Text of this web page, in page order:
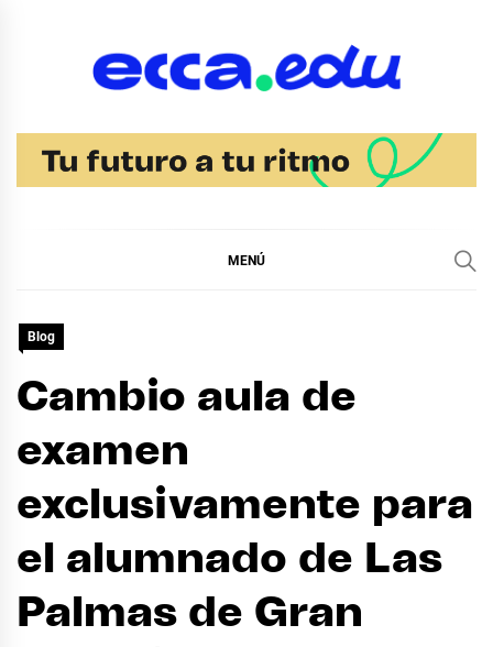
Ecca
MENÚ
Blog
Cambio aula de
examen
exclusivamente para
el alumnado de Las
Palmas de Gran